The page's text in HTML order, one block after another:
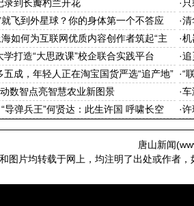
录到长瓣杓兰开花 ·
飞到外星球？你的身体第一个不答应 ·清
如何为互联网优质内容创作者筑起“主
·机
打造“大思政课”校企联合实践平台 ·追
成，年轻人正在淘宝国货严选“追产地” ·“
数智点亮智慧农业新图景 ·车
导弹兵王”何贤达：此生许国 呼啸长空 ·许
唐山新闻(
图片均转载于网上，均注明了出处或作者